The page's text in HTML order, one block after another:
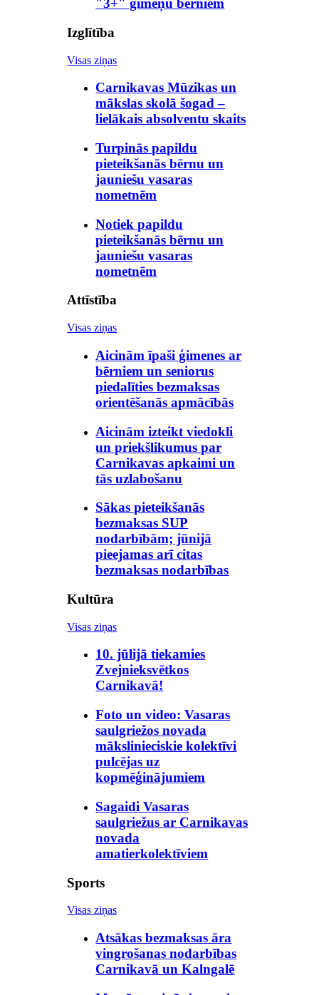
"3+" ģimeņu bērniem
Izglītība
Visas ziņas
Carnikavas Mūzikas un
mākslas skolā šogad –
lielākais absolventu skaits
Turpinās papildu
pieteikšanās bērnu un
jauniešu vasaras
nometnēm
Notiek papildu
pieteikšanās bērnu un
jauniešu vasaras
nometnēm
Attīstība
Visas ziņas
Aicinām īpaši ģimenes ar
bērniem un seniorus
piedalīties bezmaksas
orientēšanās apmācībās
Aicinām izteikt viedokli
un priekšlikumus par
Carnikavas apkaimi un
tās uzlabošanu
Sākas pieteikšanās
bezmaksas SUP
nodarbībām; jūnijā
pieejamas arī citas
bezmaksas nodarbības
Kultūra
Visas ziņas
10. jūlijā tiekamies
Zvejnieksvētkos
Carnikavā!
Foto un video: Vasaras
saulgriežos novada
mākslinieciskie kolektīvi
pulcējas uz
kopmēģinājumiem
Sagaidi Vasaras
saulgriežus ar Carnikavas
novada
amatierkolektīviem
Sports
Visas ziņas
Atsākas bezmaksas āra
vingrošanas nodarbības
Carnikavā un Kalngalē